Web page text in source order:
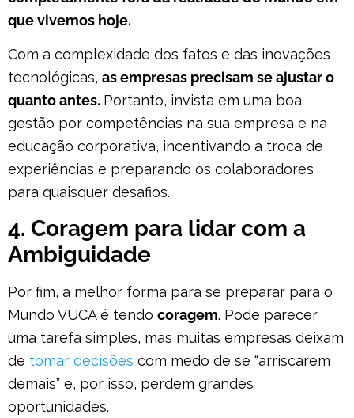
que vivemos hoje.
Com a complexidade dos fatos e das inovações
tecnológicas, as empresas precisam se ajustar o
quanto antes. Portanto, invista em uma boa
gestão por competências na sua empresa e na
educação corporativa, incentivando a troca de
experiências e preparando os colaboradores
para quaisquer desafios.
4. Coragem para lidar com a
Ambiguidade
Por fim, a melhor forma para se preparar para o
Mundo VUCA é tendo coragem. Pode parecer
uma tarefa simples, mas muitas empresas deixam
de tomar decisões com medo de se “arriscarem
demais” e, por isso, perdem grandes
oportunidades.